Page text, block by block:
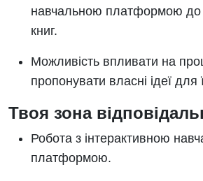
навчальною платформою до
книг.
Можливість впливати на
пропонувати власні ідеї
Твоя зона
Робота з інтерактивною
платформою.